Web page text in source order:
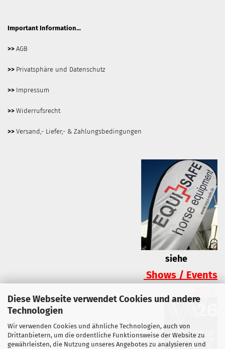
Diese Webseite verwendet Cookies und andere
Technologien
Wir verwenden Cookies und ähnliche Technologien, auch von
Drittanbietern, um die ordentliche Funktionsweise der Website zu
gewährleisten, die Nutzung unseres Angebotes zu analysieren und
Important Information...
>> AGB
>> Privatsphäre und Datenschutz
>> Impressum
>> Widerrufsrecht
>> Versand,- Liefer,- & Zahlungsbedingungen
siehe
Shows / Events